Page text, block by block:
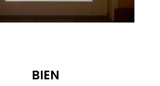
BIEN